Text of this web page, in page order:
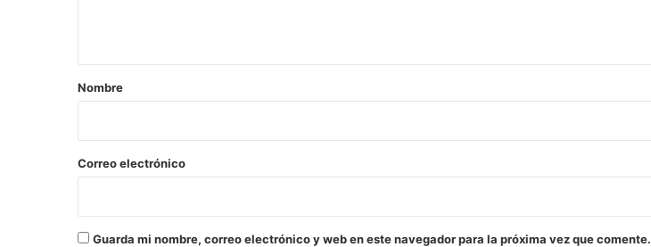
r
*
Nombre
Correo electrónico
Guarda mi nombre, correo electrónico y web en este navegador para la próxima vez que comente.